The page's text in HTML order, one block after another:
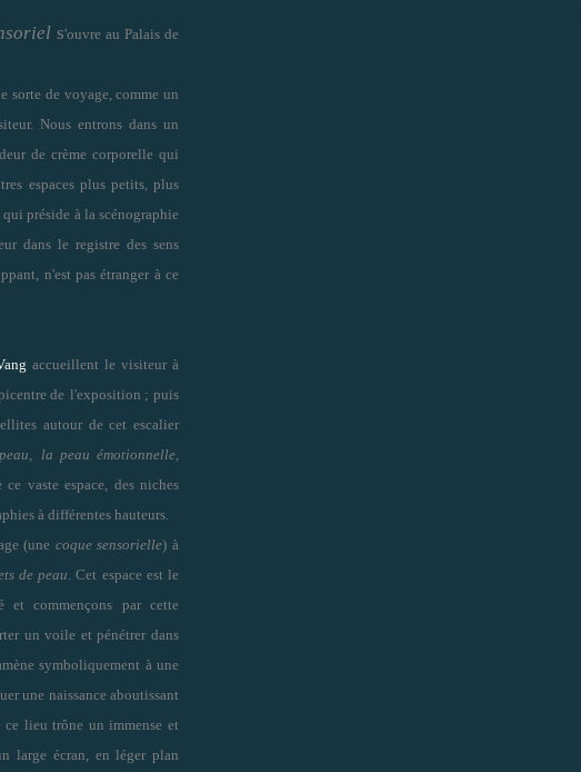
s'ouvre au Palais de
sorte de voyage, comme un
Nous entrons dans un
de crème corporelle qui
espaces plus petits, plus
préside à la scénographie
dans le registre des sens
n'est pas étranger à ce
accueillent le visiteur à
de l'exposition ; puis
autour de cet escalier
la peau émotionnelle,
vaste espace, des niches
à différentes hauteurs.
(une coque sensorielle) à
de peau . Cet espace est le
et commençons par cette
un voile et pénétrer dans
symboliquement à une
une naissance aboutissant
lieu trône un immense et
large écran, en léger plan